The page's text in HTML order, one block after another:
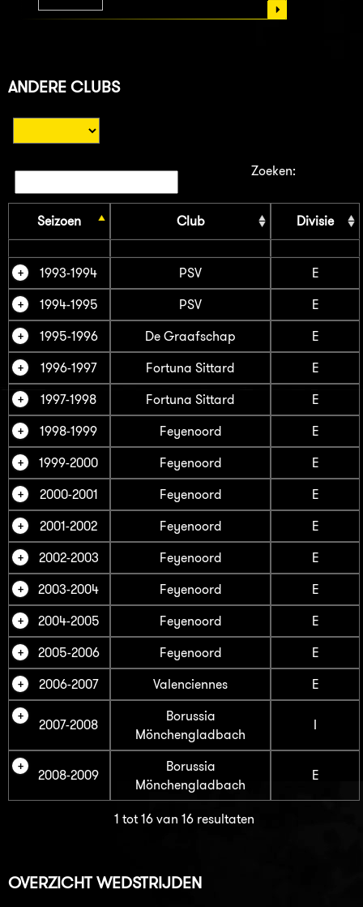
ANDERE CLUBS
Zoeken:
Seizoen Club Divisie
1993-1994 PSV E
1994-1995 PSV E
1995-1996 De Graafschap E
1996-1997 Fortuna Sittard E
1997-1998 Fortuna Sittard E
1998-1999 Feyenoord E
1999-2000 Feyenoord E
2000-2001 Feyenoord E
2001-2002 Feyenoord E
2002-2003 Feyenoord E
2003-2004 Feyenoord E
2004-2005 Feyenoord E
2005-2006 Feyenoord E
2006-2007 Valenciennes E
2007-2008
Borussia
Mönchengladbach
I
2008-2009
Borussia
Mönchengladbach
E
1 tot 16 van 16 resultaten
OVERZICHT WEDSTRIJDEN